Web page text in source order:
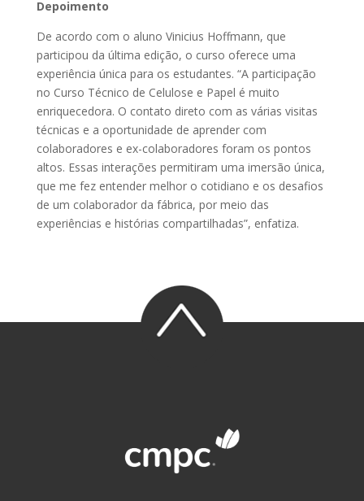
Depoimento
De acordo com o aluno Vinicius Hoffmann, que
participou da última edição, o curso oferece uma
experiência única para os estudantes. “A participação
no Curso Técnico de Celulose e Papel é muito
enriquecedora. O contato direto com as várias visitas
técnicas e a oportunidade de aprender com
colaboradores e ex-colaboradores foram os pontos
altos. Essas interações permitiram uma imersão única,
que me fez entender melhor o cotidiano e os desafios
de um colaborador da fábrica, por meio das
experiências e histórias compartilhadas”, enfatiza.